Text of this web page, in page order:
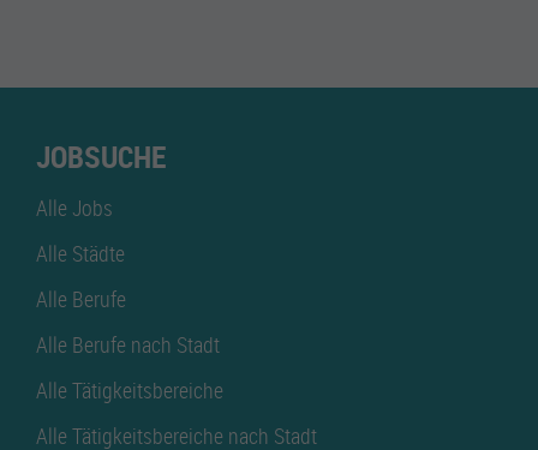
JOBSUCHE
Alle Jobs
Alle Städte
Alle Berufe
Alle Berufe nach Stadt
Alle Tätigkeitsbereiche
Alle Tätigkeitsbereiche nach Stadt